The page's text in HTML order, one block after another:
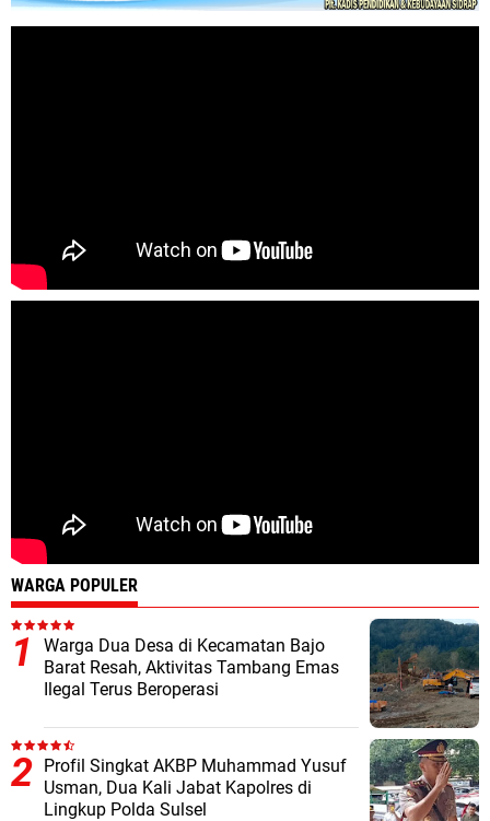
WARGA POPULER
Warga Dua Desa di Kecamatan Bajo
Barat Resah, Aktivitas Tambang Emas
Ilegal Terus Beroperasi
Profil Singkat AKBP Muhammad Yusuf
Usman, Dua Kali Jabat Kapolres di
Lingkup Polda Sulsel